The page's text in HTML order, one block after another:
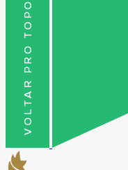
VOLTAR PRO TOPO